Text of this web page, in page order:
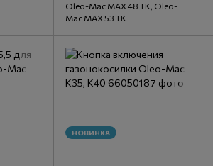
Oleo-Mac MAX 48 TK, Oleo-
Mac MAX 53 TK
НОВИНКА